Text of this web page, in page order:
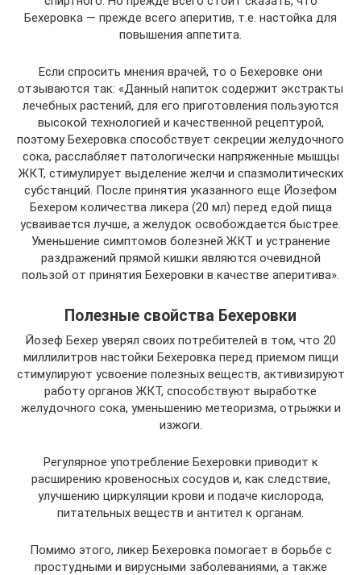
Бехеровка — прежде всего аперитив, т.е. настойка для
повышения аппетита.
Если спросить мнения врачей, то о Бехеровке они
отзываются так: «Данный напиток содержит экстракты
лечебных растений, для его приготовления пользуются
высокой технологией и качественной рецептурой,
поэтому Бехеровка способствует секреции желудочного
сока, расслабляет патологически напряженные мышцы
ЖКТ, стимулирует выделение желчи и спазмолитических
субстанций. После принятия указанного еще Йозефом
Бехером количества ликера (20 мл) перед едой пища
усваивается лучше, а желудок освобождается быстрее.
Уменьшение симптомов болезней ЖКТ и устранение
раздражений прямой кишки являются очевидной
пользой от принятия Бехеровки в качестве аперитива».
Полезные свойства Бехеровки
Йозеф Бехер уверял своих потребителей в том, что 20
миллилитров настойки Бехеровка перед приемом пищи
стимулируют усвоение полезных веществ, активизируют
работу органов ЖКТ, способствуют выработке
желудочного сока, уменьшению метеоризма, отрыжки и
изжоги.
Регулярное употребление Бехеровки приводит к
расширению кровеносных сосудов и, как следствие,
улучшению циркуляции крови и подаче кислорода,
питательных веществ и антител к органам.
Помимо этого, ликер Бехеровка помогает в борьбе с
простудными и вирусными заболеваниями, а также